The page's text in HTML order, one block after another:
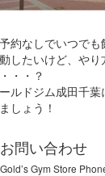
約なしでいつでも
したいけど、や
・・？
ルドジム成田千
しょう！
お問い合わせ
Gold’s Gym Store